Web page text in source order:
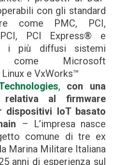
con gli standard
come PMC, PCI,
PCI Express® e
i più diffusi sistemi
come Microsoft
e VxWorks™
, con una
relativa al firmware
dispositivi IoT basato
– L’impresa nasce
comune di tre ex
Marina Militare Italiana
anni di esperienza sul